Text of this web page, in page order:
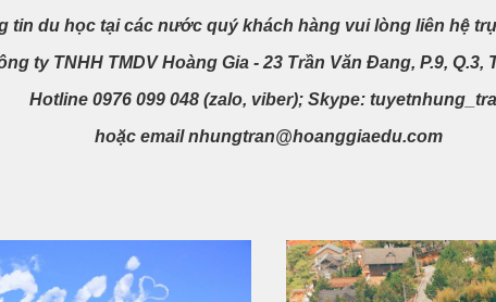
tin du học tại các nước quý khách hàng vui lòng liên hệ
ty TNHH TMDV Hoàng Gia - 23 Trần Văn Đang, P.9, Q.3,
Hotline 0976 099 048 (zalo, viber); Skype:
hoặc email nhungtran@hoanggiaedu.com